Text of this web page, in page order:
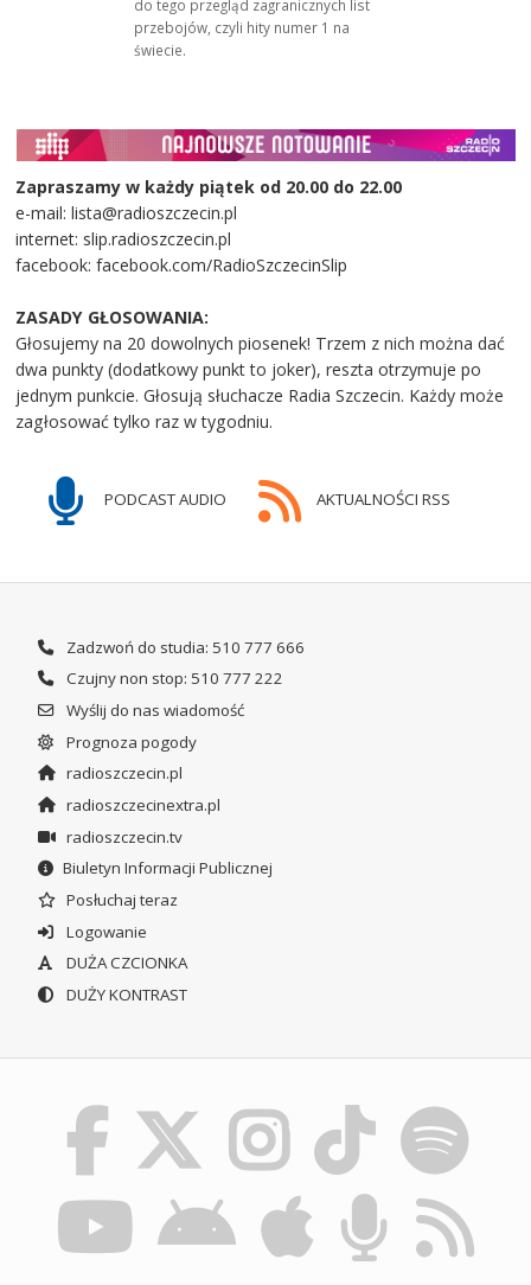
do tego przegląd zagranicznych list
przebojów, czyli hity numer 1 na
świecie.
Zapraszamy w każdy piątek od 20.00 do 22.00
e-mail: lista@radioszczecin.pl
internet: slip.radioszczecin.pl
facebook: facebook.com/RadioSzczecinSlip
ZASADY GŁOSOWANIA:
Głosujemy na 20 dowolnych piosenek! Trzem z nich można dać
dwa punkty (dodatkowy punkt to joker), reszta otrzymuje po
jednym punkcie. Głosują słuchacze Radia Szczecin. Każdy może
zagłosować tylko raz w tygodniu.
PODCAST AUDIO AKTUALNOŚCI RSS
Zadzwoń do studia: 510 777 666
Czujny non stop: 510 777 222
Wyślij do nas wiadomość
Prognoza pogody
radioszczecin.pl
radioszczecinextra.pl
radioszczecin.tv
Biuletyn Informacji Publicznej
Posłuchaj teraz
Logowanie
DUŻA CZCIONKA
DUŻY KONTRAST